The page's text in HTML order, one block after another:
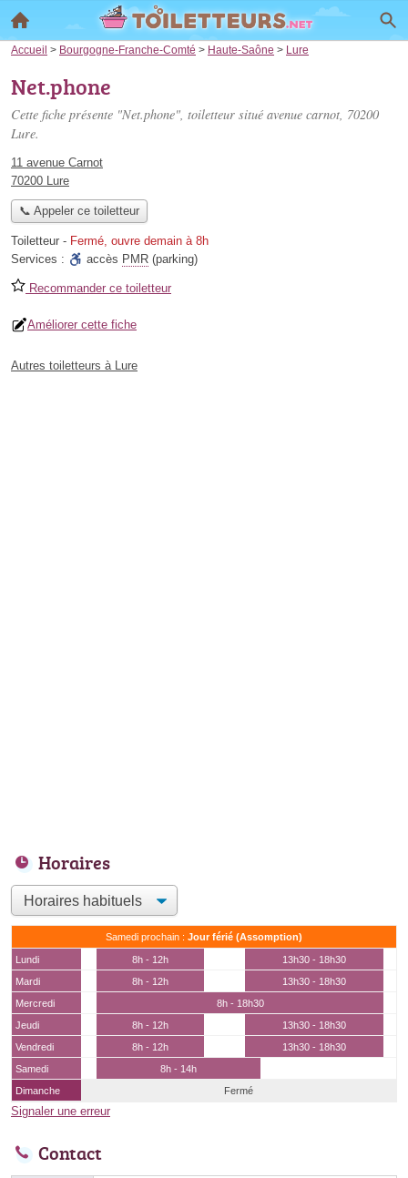
Accueil > Bourgogne-Franche-Comté > Haute-Saône > Lure
Net.phone
Cette fiche présente "Net.phone", toiletteur situé avenue carnot, 70200
Lure.
11 avenue Carnot
70200 Lure
📞 Appeler ce toiletteur
Toiletteur - Fermé, ouvre demain à 8h
Services :
accès PMR (parking)
Recommander ce toiletteur
Améliorer cette fiche
Autres toiletteurs à Lure
Horaires
Samedi prochain : Jour férié (Assomption)
Lundi 8h - 12h
13h30 - 18h30
Mardi
8h - 12h
13h30 - 18h30
Mercredi
8h - 18h30
Jeudi
8h - 12h
13h30 - 18h30
Vendredi
8h - 12h
13h30 - 18h30
Samedi
8h - 14h
Dimanche
Fermé
Signaler une erreur
Contact